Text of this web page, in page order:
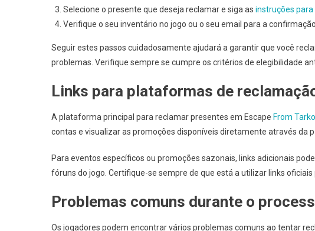
Selecione o presente que deseja reclamar e siga as instruções para
Verifique o seu inventário no jogo ou o seu email para a
Seguir estes passos cuidadosamente ajudará a garantir que você
problemas. Verifique sempre se cumpre os critérios de elegibilidade
Links para plataformas de
A plataforma principal para reclamar presentes em Escape From
contas e visualizar as promoções disponíveis diretamente através da
Para eventos específicos ou promoções sazonais, links adicionais
fóruns do jogo. Certifique-se sempre de que está a utilizar links
Problemas comuns durante o
Os jogadores podem encontrar vários problemas comuns ao tentar